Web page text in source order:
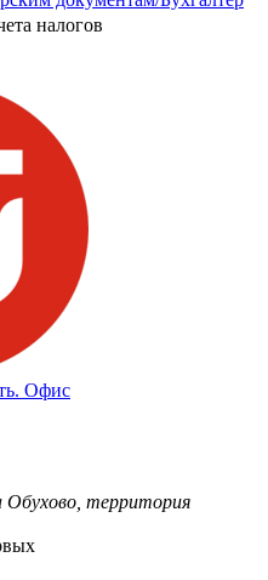
налогов
Офис
Обухово, территория